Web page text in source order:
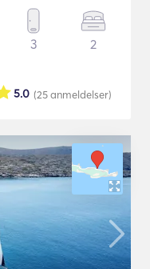
3 2
(25anmeldelser)
5.0